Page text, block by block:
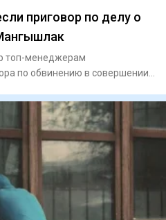
приговор по делу о
топ-менеджерам
по обвинению в совершении